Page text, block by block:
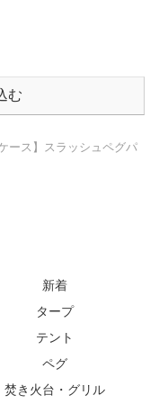
む
ース】スラッシュペグパ
新着
タープ
テント
ペグ
焚き火台・グリル